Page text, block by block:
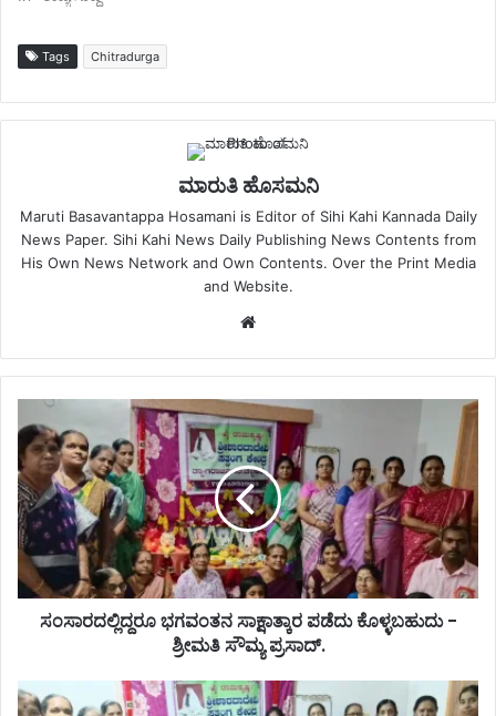
Tags Chitradurga
ಮಾರುತಿ ಹೊಸಮನಿ
Maruti Basavantappa Hosamani is Editor of Sihi Kahi Kannada Daily
News Paper. Sihi Kahi News Daily Publishing News Contents from
His Own News Network and Own Contents. Over the Print Media
and Website.
Website
ಸಂಸಾರದಲ್ಲಿದ್ದರೂ ಭಗವಂತನ ಸಾಕ್ಷಾತ್ಕಾರ ಪಡೆದು ಕೊಳ್ಳಬಹುದು -
ಶ್ರೀಮತಿ ಸೌಮ್ಯ ಪ್ರಸಾದ್‌.